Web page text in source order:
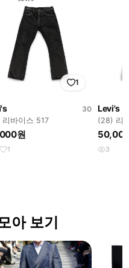
1
30
바이스 517
원
1
Levi's
(28) 리
3
아 보기